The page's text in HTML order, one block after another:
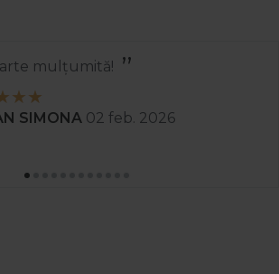
mulțumită!
SIMONA 02 feb. 2026